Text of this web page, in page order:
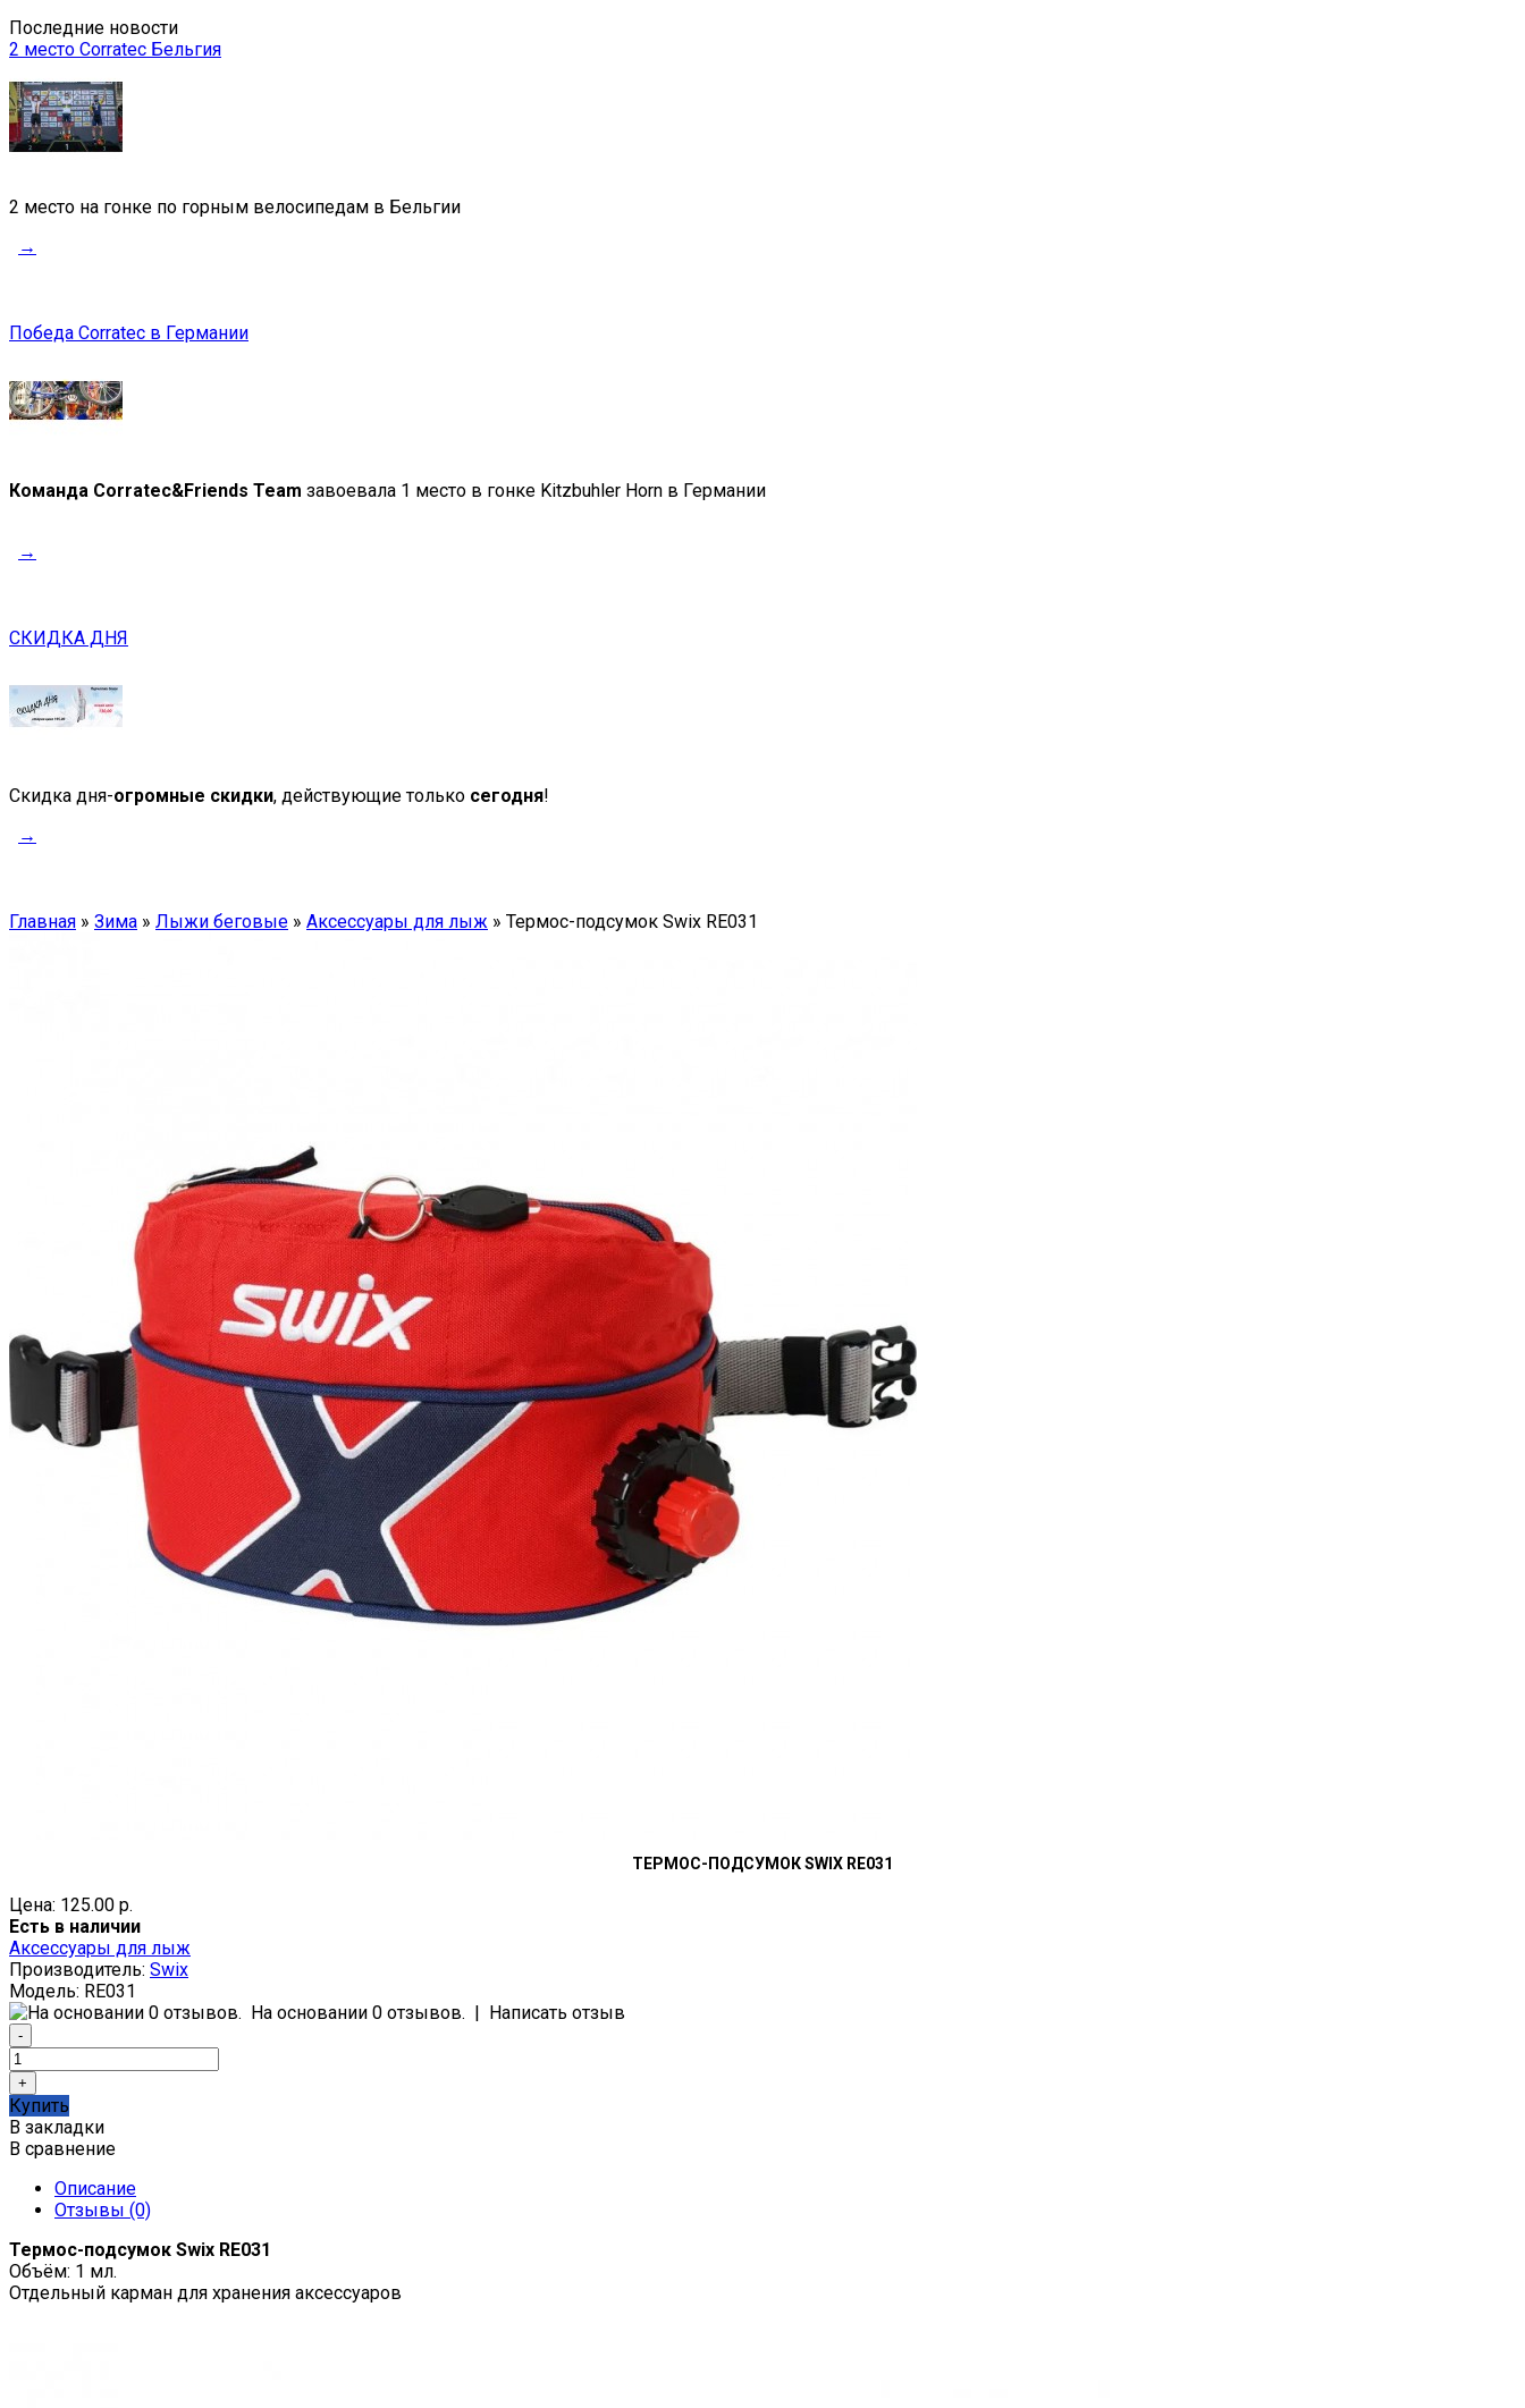
Последние новости
2 место Corratec Бельгия
2 место на гонке по горным велосипедам в Бельгии
→
Победа Corratec в Германии
Команда Corratec&Friends Team завоевала 1 место в гонке Kitzbuhler Horn в Германии
→
СКИДКА ДНЯ
Скидка дня-огромные скидки, действующие только сегодня!
→
Главная » Зима » Лыжи беговые » Аксессуары для лыж » Термос-подсумок Swix RE031
ТЕРМОС-ПОДСУМОК SWIX RE031
Цена: 125.00 р.
Есть в наличии
Аксессуары для лыж
Производитель: Swix
Модель: RE031
На основании 0 отзывов.
Написать отзыв
Купить
В закладки
В сравнение
Описание
Отзывы (0)
Термос-подсумок Swix RE031
Объём: 1 мл.
Отдельный карман для хранения аксессуаров